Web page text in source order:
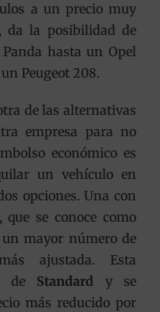
a un precio muy
da la posibilidad de
hasta un Opel
Peugeot 208.
de las alternativas
empresa para no
económico es
un vehículo en
opciones. Una con
que se conoce como
mayor número de
ajustada. Esta
de Standard y se
más reducido por